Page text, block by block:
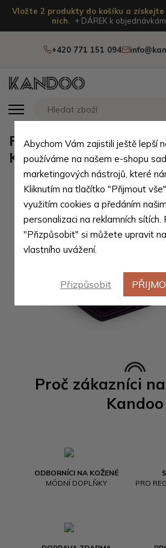
Vložte 2 produkty do košíku a získejte
nich.
+ DÁREK k
+420 771 151 094
Proč zákazníci
Kandoo
ODBORNÍCI NA KOŽENÉ
MÓDNÍ DOPLŇKY
PRO
Fialová dámská
Kendall
Abychom Vám zajistili ještě lepší
používáme na našem e-shopu
marketingových nástrojů, které
Kliknutím na tlačítko "Přijmout
využitím cookies a předáním
personalizaci na reklamních sítích.
"Přizpůsobit" si můžete upravit
vlastního uvážení.
Přizpůsobit